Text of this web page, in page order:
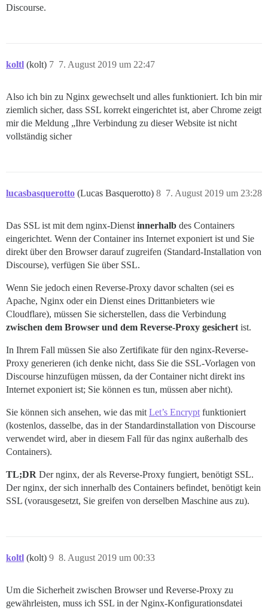
Discourse.
koltl (kolt) 7. August 2019 um 22:47
7
Also ich bin zu Nginx gewechselt und alles funktioniert. Ich bin mir
ziemlich sicher, dass SSL korrekt eingerichtet ist, aber Chrome zeigt
mir die Meldung „Ihre Verbindung zu dieser Website ist nicht
vollständig sicher
lucasbasquerotto (Lucas Basquerotto) 7. August 2019 um 23:28
8
Das SSL ist mit dem nginx-Dienst innerhalb des Containers
eingerichtet. Wenn der Container ins Internet exponiert ist und Sie
direkt über den Browser darauf zugreifen (Standard-Installation von
Discourse), verfügen Sie über SSL.
Wenn Sie jedoch einen Reverse-Proxy davor schalten (sei es
Apache, Nginx oder ein Dienst eines Drittanbieters wie
Cloudflare), müssen Sie sicherstellen, dass die Verbindung
zwischen dem Browser und dem Reverse-Proxy gesichert ist.
In Ihrem Fall müssen Sie also Zertifikate für den nginx-Reverse-
Proxy generieren (ich denke nicht, dass Sie die SSL-Vorlagen von
Discourse hinzufügen müssen, da der Container nicht direkt ins
Internet exponiert ist; Sie können es tun, müssen aber nicht).
Sie können sich ansehen, wie das mit Let’s Encrypt funktioniert
(kostenlos, dasselbe, das in der Standardinstallation von Discourse
verwendet wird, aber in diesem Fall für das nginx außerhalb des
Containers).
TL;DR Der nginx, der als Reverse-Proxy fungiert, benötigt SSL.
Der nginx, der sich innerhalb des Containers befindet, benötigt kein
SSL (vorausgesetzt, Sie greifen von derselben Maschine aus zu).
koltl (kolt) 8. August 2019 um 00:33
9
Um die Sicherheit zwischen Browser und Reverse-Proxy zu
gewährleisten, muss ich SSL in der Nginx-Konfigurationsdatei